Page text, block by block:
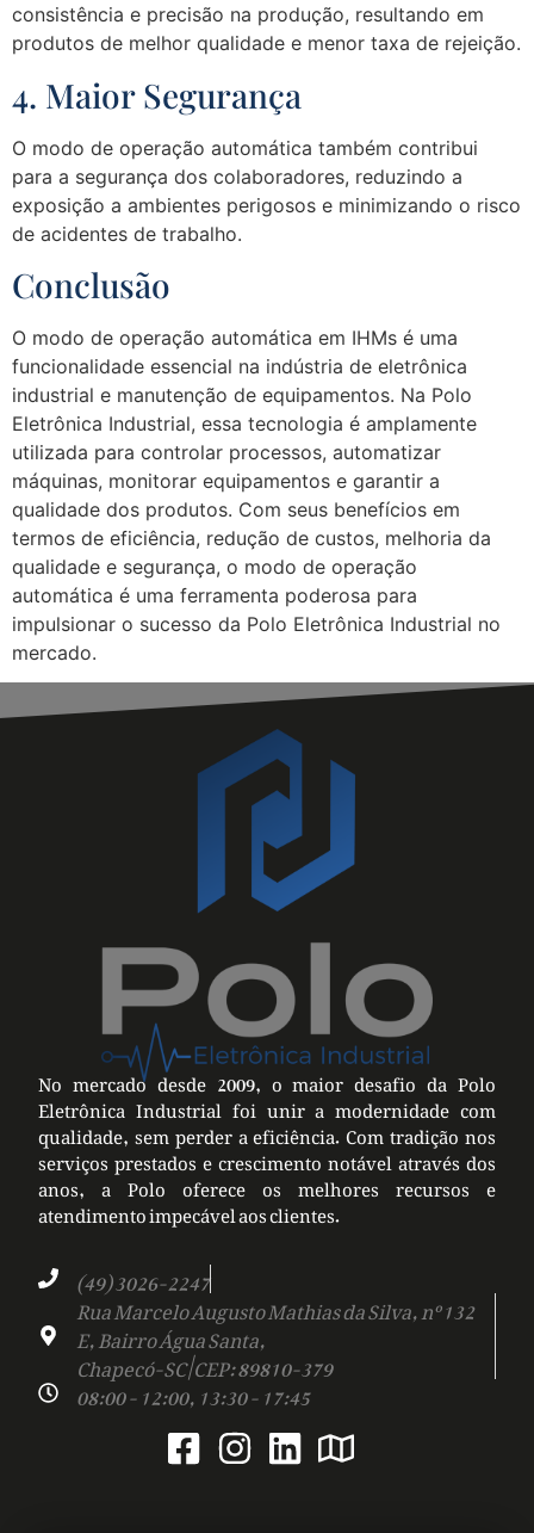
consistência e precisão na produção, resultando em
produtos de melhor qualidade e menor taxa de rejeição.
4. Maior Segurança
O modo de operação automática também contribui
para a segurança dos colaboradores, reduzindo a
exposição a ambientes perigosos e minimizando o risco
de acidentes de trabalho.
Conclusão
O modo de operação automática em IHMs é uma
funcionalidade essencial na indústria de eletrônica
industrial e manutenção de equipamentos. Na Polo
Eletrônica Industrial, essa tecnologia é amplamente
utilizada para controlar processos, automatizar
máquinas, monitorar equipamentos e garantir a
qualidade dos produtos. Com seus benefícios em
termos de eficiência, redução de custos, melhoria da
qualidade e segurança, o modo de operação
automática é uma ferramenta poderosa para
impulsionar o sucesso da Polo Eletrônica Industrial no
mercado.
No mercado desde 2009, o maior desafio da Polo
Eletrônica Industrial foi unir a modernidade com
qualidade, sem perder a eficiência. Com tradição nos
serviços prestados e crescimento notável através dos
anos, a Polo oferece os melhores recursos e
atendimento impecável aos clientes.
(49) 3026-2247
Rua Marcelo Augusto Mathias da Silva, nº 132
E, Bairro Água Santa,
Chapecó-SC | CEP: 89810-379
08:00 - 12:00, 13:30 - 17:45